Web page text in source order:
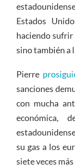
Estados
haciendo
sino también a
Pierre
sanciones
con mucha
económica,
su gas a los
siete veces